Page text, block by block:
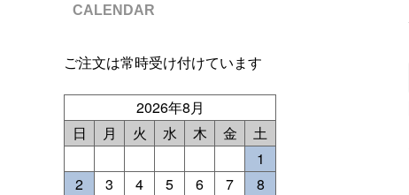
ご注文は常時受け付けています
2026年8月
日
月 火 水 木 金
土
1
2
3 4 5 6 7
8